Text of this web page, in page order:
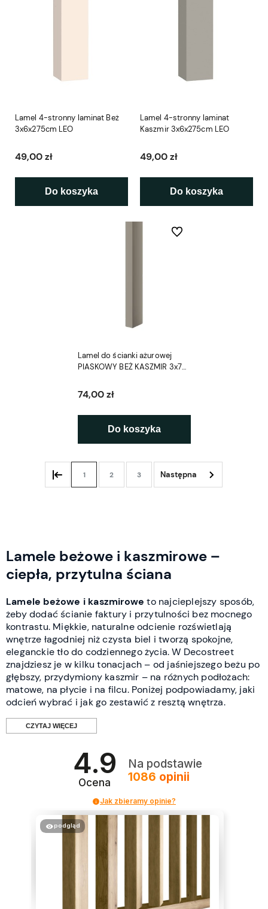
Lamel 4-stronny laminat Beż
3x6x275cm LEO
49,00 zł
Do koszyka
Lamel 4-stronny laminat
Kaszmir 3x6x275cm LEO
49,00 zł
Do koszyka
Lamel do ścianki ażurowej
PIASKOWY BEŻ KASZMIR 3x7
74,00 zł
Do koszyka
Do ulubionych
1 2 3
Lamele beżowe i kaszmirowe –
ciepła, przytulna ściana
Lamele beżowe i kaszmirowe to najcieplejszy sposób,
żeby dodać ścianie faktury i przytulności bez mocnego
kontrastu. Miękkie, naturalne odcienie rozświetlają
wnętrze łagodniej niż czysta biel i tworzą spokojne,
eleganckie tło do codziennego życia. W Decostreet
znajdziesz je w kilku tonacjach – od jaśniejszego beżu po
głębszy, przydymiony kaszmir – na różnych podłożach:
matowe, na płycie i na filcu. Poniżej podpowiadamy, jaki
odcień wybrać i jak go zestawić z resztą wnętrza.
CZYTAJ WIĘCEJ
Do jakich wnętrz pasują beżowe i
kaszmirowe lamele?
To odcienie do wnętrz, w których liczy się ciepło i spokój.
Świetnie sprawdzają się w salonie za sofą lub
telewizorem, jako łagodne tło za łóżkiem w sypialni oraz
w przytulnych aranżacjach w stylu japandi, boho i
nowoczesnej klasyki. W przeciwieństwie do mocnych
jednocześnie ocieplają je bardziej niż chłodna biel.
4.9
Ocena
Na podstawie
1086 opinii
Jak zbieramy opinie?
podgląd